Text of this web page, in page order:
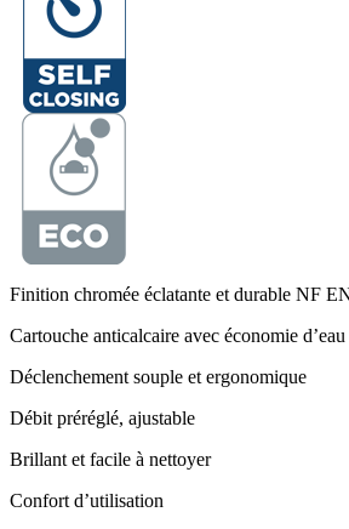
Finition chromée éclatante et durable NF
Cartouche anticalcaire avec économie
Déclenchement souple et ergonomique
Débit préréglé, ajustable
Brillant et facile à nettoyer
Confort d’utilisation